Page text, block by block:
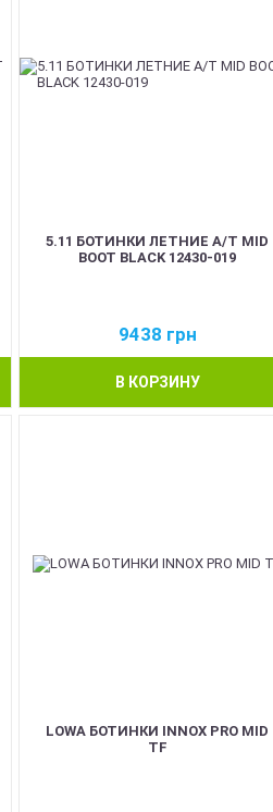
5.11 БОТИНКИ ЛЕТНИЕ A/T MID
BOOT BLACK 12430-019
9438 грн
В КОРЗИНУ
LOWA БОТИНКИ INNOX PRO MID
TF